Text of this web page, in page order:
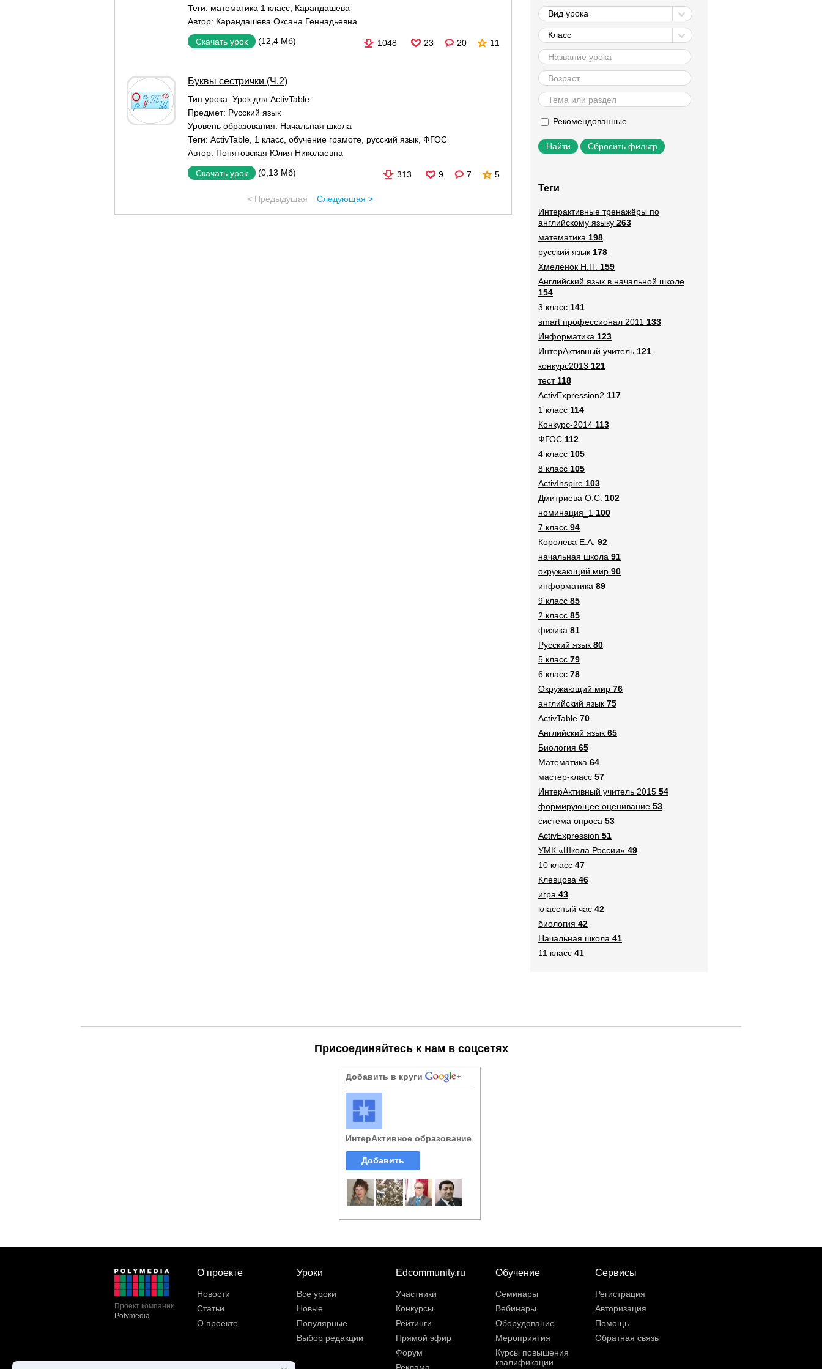
Теги: математика 1 класс Карандашева
Автор: Карандашева Оксана Геннадьевна
Скачать урок (12,4 Мб) 1048 23 20 11
Буквы сестрички (Ч.2)
Тип урока: Урок для ActivTable
Предмет: Русский язык
Уровень образования: Начальная школа
Теги: ActivTable 1 класс обучение грамоте русский язык ФГОС
Автор: Понятовская Юлия Николаевна
Скачать урок (0,13 Мб) 313 9 7 5
< Предыдущая Следующая >
Вид урока
Класс
Рекомендованные
Сбросить фильтр
Теги
Интерактивные тренажёры по
английскому языку 263
математика 198
русский язык 178
Хмеленок Н.П.
159
Английский язык в начальной школе
154
3 класс 141
smart профессионал 2011 133
Информатика 123
ИнтерАктивный учитель 121
конкурс2013 121
тест118
ActivExpression2 117
1 класс 114
Конкурс-2014 113
ФГОС 112
4 класс 105
8 класс 105
ActivInspire 103
Дмитриева О.С. 102
номинация_1 100
7 класс 94
Королева Е.А. 92
начальная школа 91
окружающий мир 90
информатика 89
9 класс 85
2 класс 85
физика 81
Русский язык 80
5 класс 79
6 класс 78
Окружающий мир 76
английский язык 75
ActivTable 70
Английский язык 65
Биология 65
Математика 64
мастер-класс 57
ИнтерАктивный учитель 2015 54
формирующее оценивание 53
система опроса 53
ActivExpression 51
УМК «Школа России» 49
10 класс 47
Клевцова 46
игра 43
классный час 42
биология 42
Начальная школа 41
11 класс 41
Присоединяйтесь к нам в соцсетях
Добавить в круги
ИнтерАктивное образование
Добавить
Проект компании
Polymedia
О проекте
Новости
Статьи
О проекте
Уроки
Все уроки
Новые
Популярные
Выбор редакции
Edcommunity.ru
Участники
Конкурсы
Рейтинги
Прямой эфир
Форум
Реклама
Обучение
Семинары
Вебинары
Оборудование
Мероприятия
Курсы повышения
квалификации
Сервисы
Регистрация
Авторизация
Помощь
Обратная связь